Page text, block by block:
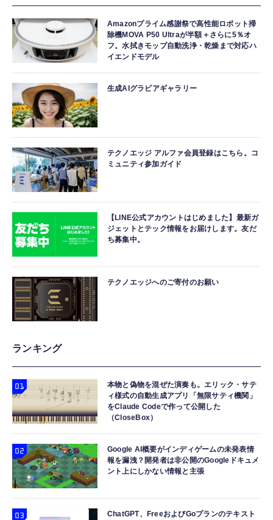
Amazonプライム感謝祭で高性能ロボット掃
除機MOVA P50 Ultraが半額＋さらに5％オ
フ。水拭きモップ自動洗浄・乾燥まで対応ハ
イエンドモデル
生成AIグラビアギャラリー
テクノエッジ アルファ会員登録はこちら。コ
ミュニティ参加ガイド
【LINE公式アカウントはじめました】最新ガ
ジェットとテック情報をお届けします。友だ
ち募集中。
テクノエッジへのご寄付のお願い
ランキング
本物と偽物を混ぜた演奏も。エリック・サテ
ィ様式の自動生成アプリ「無限サティ機関」
をClaude Codeで作って公開した
（CloseBox）
Google AI概要がインディゲームの未発表情
報を漏洩？開発者は非公開のGoogleドキュメ
ント上にしかない情報と主張
ChatGPT、FreeおよびGoプランのテキスト